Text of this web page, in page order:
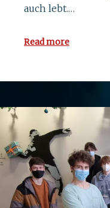
auch lebt.…
Read more